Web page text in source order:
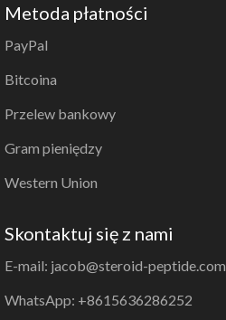
Metoda płatności
PayPal
Bitcoina
Przelew bankowy
Gram pieniędzy
Western Union
Skontaktuj się z nami
E-mail: jacob@steroid-peptide.com
WhatsApp: +8615636286252